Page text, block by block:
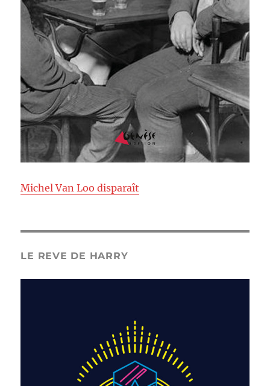
Michel Van Loo disparaît
LE REVE DE HARRY